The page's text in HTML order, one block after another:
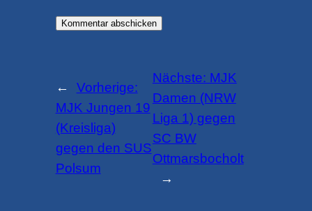
←
Vorherige:
MJK Jungen 19
(Kreisliga)
gegen den SUS
Polsum
Nächste: MJK
Damen (NRW
Liga 1) gegen
SC BW
Ottmarsbocholt
→